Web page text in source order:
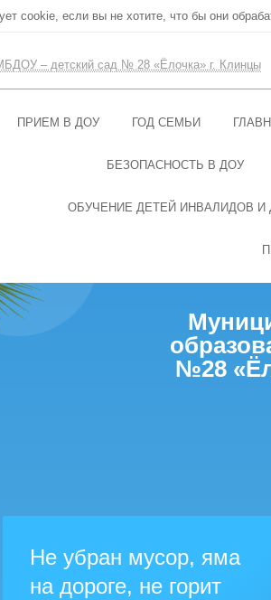
cookie, если вы не хотите, что бы они
– детский сад № 28 «Ёлочка» г. Клинцы
ПРИЕМ В ДОУ ГОД СЕМЬИ
БЕЗОПАСНОСТЬ В ДОУ
ОБУЧЕНИЕ ДЕТЕЙ ИНВАЛИДОВ И
№28
Не убран мусор, яма
на дороге, не горит